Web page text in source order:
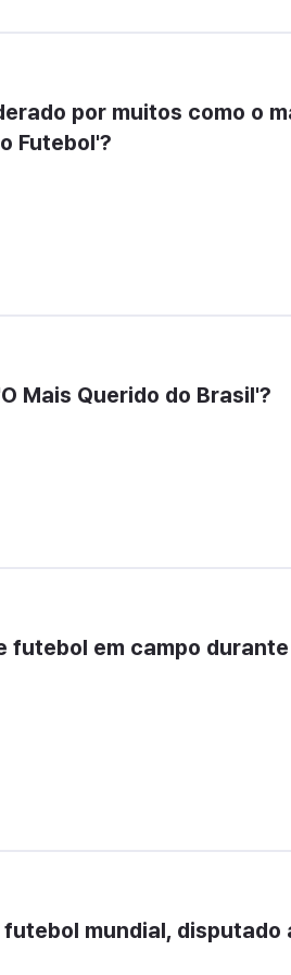
por muitos como o
Futebol'?
Mais Querido do Brasil'?
futebol em campo
mundial, disputado